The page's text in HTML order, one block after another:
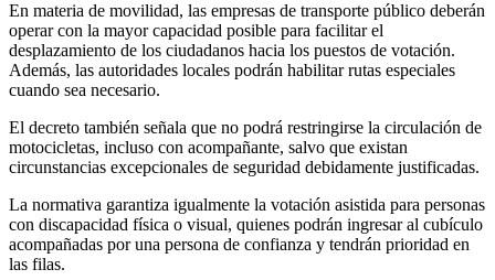
En materia de movilidad, las empresas de transporte público deberán
operar con la mayor capacidad posible para facilitar el
desplazamiento de los ciudadanos hacia los puestos de votación.
Además, las autoridades locales podrán habilitar rutas especiales
cuando sea necesario.
El decreto también señala que no podrá restringirse la circulación de
motocicletas, incluso con acompañante, salvo que existan
circunstancias excepcionales de seguridad debidamente justificadas.
La normativa garantiza igualmente la votación asistida para personas
con discapacidad física o visual, quienes podrán ingresar al cubículo
acompañadas por una persona de confianza y tendrán prioridad en
las filas.